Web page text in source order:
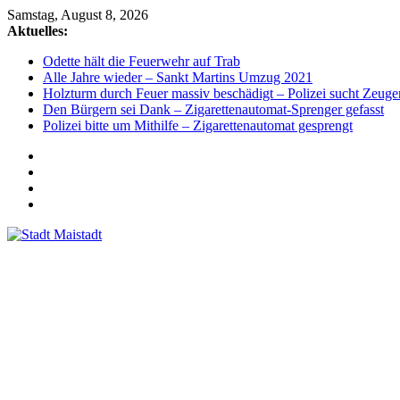
Zum
Inhalt
Samstag, August 8, 2026
Aktuelles:
Odette hält die Feuerwehr auf Trab
Alle Jahre wieder – Sankt Martins Umzug 2021
Holzturm durch Feuer massiv beschädigt – Polizei sucht
Den Bürgern sei Dank – Zigarettenautomat-Sprenger gefasst
Polizei bitte um Mithilfe – Zigarettenautomat gesprengt